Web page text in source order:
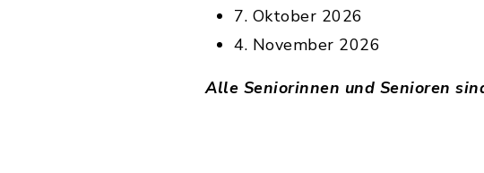
7. Oktober 2026
4. November 2026
Alle Seniorinnen und Senioren